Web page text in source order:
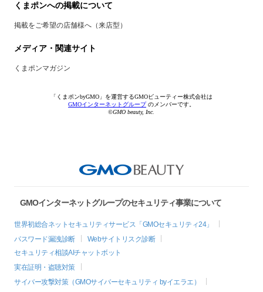
くまポンへの掲載について
掲載をご希望の店舗様へ（来店型）
メディア・関連サイト
くまポンマガジン
「くまポンbyGMO」を運営するGMOビューティー株式会社は
GMOインターネットグループのメンバーです。
©GMO beauty, Inc.
GMOインターネットグループのセキュリティ事業について
世界初総合ネットセキュリティサービス「GMOセキュリティ24」
パスワード漏洩診断
Webサイトリスク診断
セキュリティ相談AIチャットボット
実在証明・盗聴対策
サイバー攻撃対策（GMOサイバーセキュリティ byイエラエ）